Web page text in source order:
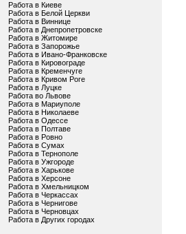
Работа в Киеве
Работа в Белой Церкви
Работа в Виннице
Работа в Днепропетровске
Работа в Житомире
Работа в Запорожье
Работа в Ивано-Франковске
Работа в Кировограде
Работа в Кременчуге
Работа в Кривом Роге
Работа в Луцке
Работа во Львове
Работа в Мариуполе
Работа в Николаеве
Работа в Одессе
Работа в Полтаве
Работа в Ровно
Работа в Сумах
Работа в Тернополе
Работа в Ужгороде
Работа в Харькове
Работа в Херсоне
Работа в Хмельницком
Работа в Черкассах
Работа в Чернигове
Работа в Черновцах
Работа в Других городах